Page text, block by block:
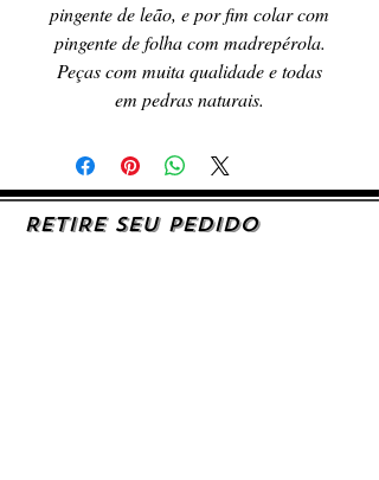
pingente de leão, e por fim colar com
pingente de folha com madrepérola.
Peças com muita qualidade e todas
em pedras naturais.
RETIRE SEU PEDIDO